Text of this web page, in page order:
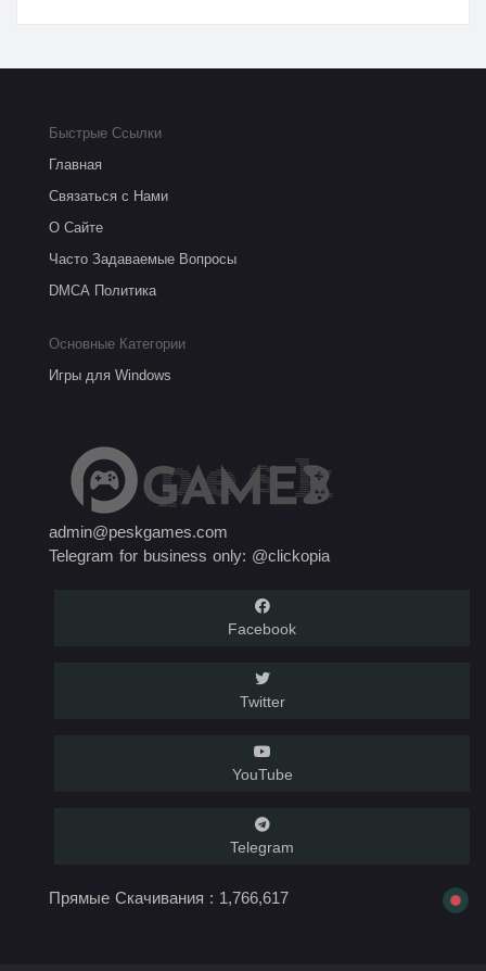
Быстрые Ссылки
Главная
Связаться с Нами
О Сайте
Часто Задаваемые Вопросы
DMCA Политика
Основные Категории
Игры для Windows
admin@peskgames.com
Telegram for business only: @clickopia
Facebook
Twitter
YouTube
Telegram
Прямые Скачивания : 1,766,617